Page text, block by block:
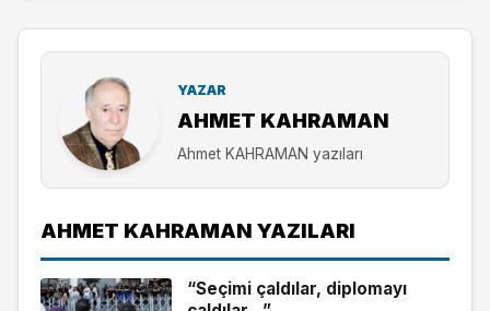
YAZAR
AHMET KAHRAMAN
Ahmet KAHRAMAN yazıları
AHMET KAHRAMAN YAZILARI
“Seçimi çaldılar, diplomayı